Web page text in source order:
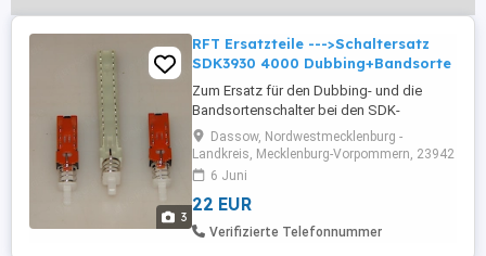
3
RFT Ersatzteile --->Schaltersatz
SDK3930 4000 Dubbing+Bandsorte
Zum Ersatz für den Dubbing- und die
Bandsortenschalter bei den SDK-
Modellen, konstruktiv deutlich solidere
Ausführung, Neuware. Im Bild links die
Originalausführung, rechts die
weitere überzählige Ersatzteile in meinen
anderen Anzeigen verfügbar. Abholung,
Dassow, Nordwestmecklenburg -
Landkreis, Mecklenburg-Vorpommern, 23942
6 Juni
22 EUR
Verifizierte Telefonnummer